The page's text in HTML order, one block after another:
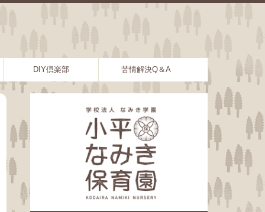
DIY倶楽部 苦情解決Q＆A